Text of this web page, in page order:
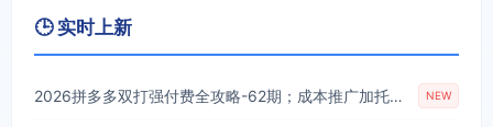
🕒 实时上新
2026拼多多双打强付费全攻略-62期；成本推广加托管双剑合璧，系统讲解7种付费玩法优劣势与选择策略 NEW